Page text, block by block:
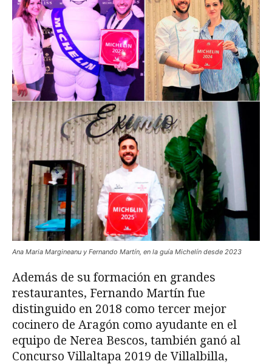
Ana Maria Margineanu y Fernando Martín, en la guía Michelín desde 2023
Además de su formación en grandes
restaurantes, Fernando Martín fue
distinguido en 2018 como tercer mejor
cocinero de Aragón como ayudante en el
equipo de Nerea Bescos, también ganó al
Concurso Villaltapa 2019 de Villalbilla,